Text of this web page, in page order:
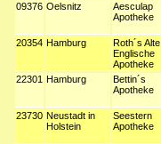
09376 Oelsnitz
Aesculap
Apotheke
20354 Hamburg
Roth´s Alte
Englische
Apotheke
22301 Hamburg
Bettin´s
Apotheke
23730 Neustadt in
Holstein
Seestern
Apotheke